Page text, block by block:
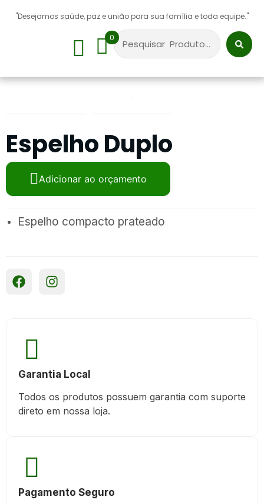
"Desejamos saúde, paz e união para sua família e toda equipe."
0
Espelho Duplo
Adicionar ao orçamento
Espelho compacto prateado
Garantia Local
Todos os produtos possuem garantia com suporte
direto em nossa loja.
Pagamento Seguro